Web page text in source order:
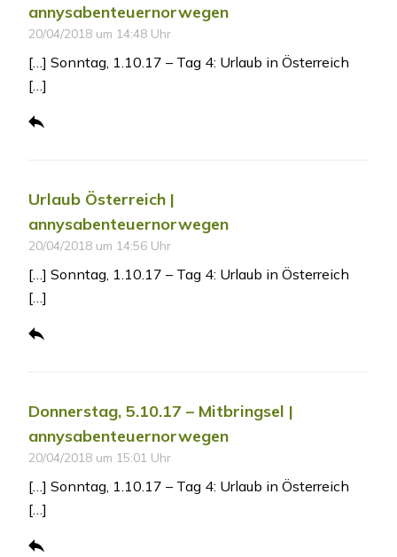
annysabenteuernorwegen
20/04/2018 um 14:48 Uhr
[…] Sonntag, 1.10.17 – Tag 4: Urlaub in Österreich
[…]
Urlaub Österreich |
annysabenteuernorwegen
20/04/2018 um 14:56 Uhr
[…] Sonntag, 1.10.17 – Tag 4: Urlaub in Österreich
[…]
Donnerstag, 5.10.17 – Mitbringsel |
annysabenteuernorwegen
20/04/2018 um 15:01 Uhr
[…] Sonntag, 1.10.17 – Tag 4: Urlaub in Österreich
[…]